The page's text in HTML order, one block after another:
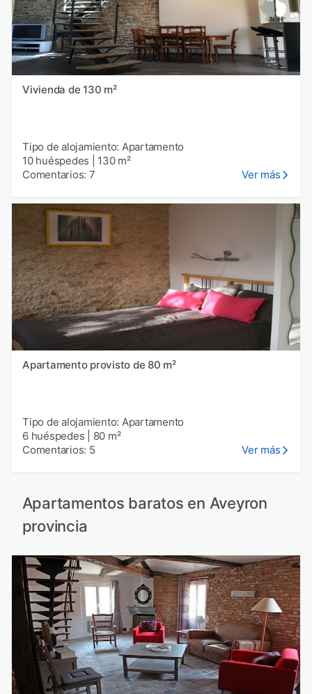
Vivienda de 130 m²
Tipo de alojamiento: Apartamento
10 huéspedes
130 m²
Comentarios: 7
Ver más
Apartamento provisto de 80 m²
Tipo de alojamiento: Apartamento
6 huéspedes
80 m²
Comentarios: 5
Ver más
Apartamentos baratos en Aveyron
provincia